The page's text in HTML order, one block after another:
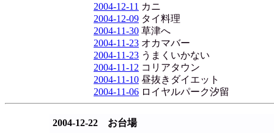
2004-12-11 カニ
2004-12-09 タイ料理
2004-11-30 草津へ
2004-11-23 オカマバー
2004-11-23 うまくいかない
2004-11-12 コリアタウン
2004-11-10 昼抜きダイエット
2004-11-06 ロイヤルパーク汐留
2004-12-22 お台場